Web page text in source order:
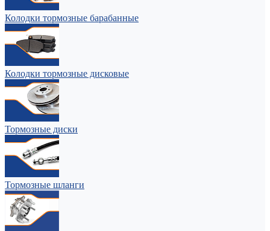
Колодки тормозные барабанные
Колодки тормозные дисковые
Тормозные диски
Тормозные шланги